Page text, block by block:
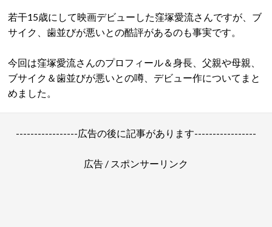
若干15歳にして映画デビューした窪塚愛流さんですが、ブ
サイク、歯並びが悪いとの酷評があるのも事実です。
今回は窪塚愛流さんのプロフィール＆身長、父親や母親、
ブサイク＆歯並びが悪いとの噂、デビュー作についてまと
めました。
-----------------広告の後に記事があります-----------------
広告 / スポンサーリンク